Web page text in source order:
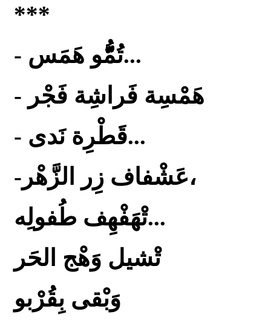
***
- تُمُّّّّّّّّّّّّو هَمَس...
- هَمْسِة فَراشِة فَجْر
- قَطْرِة نَدى...
-عَشْفاف زِر الزَّهْر،
تْهَفْهِف طُفولِه...
تْشيل وَهْج الحَر
وَبْقى بِقُرْبو